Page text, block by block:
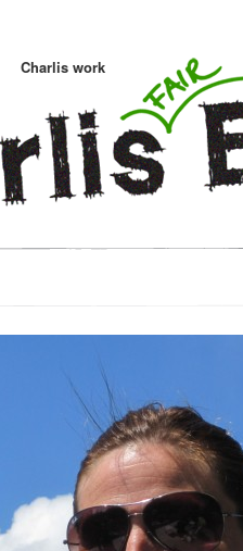
Charlis work